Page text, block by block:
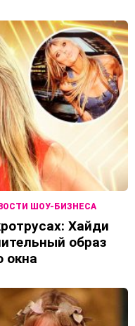
ШОУ-БИЗНЕСА
Хайди
образ
окна